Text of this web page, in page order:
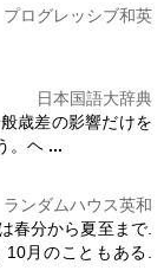
プログレッシブ和英
日本国語大辞典
歳差の影響だけを
。ヘ ...
ランダムハウス英和
春分から夏至まで.
月のこともある.